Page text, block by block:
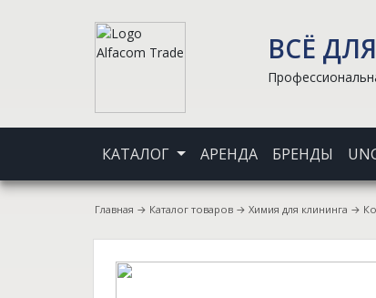
ВСЁ
КАТАЛОГ АРЕНДА БРЕНДЫ
Главная → Каталог товаров → Химия для клининга →